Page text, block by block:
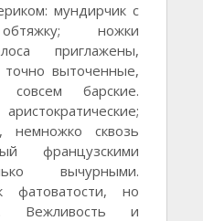
мундирчик с
ножки
приглажены,
выточенные,
барские.
немножко сквозь
французскими
вычурными.
фатоватости, но
Вежливость и